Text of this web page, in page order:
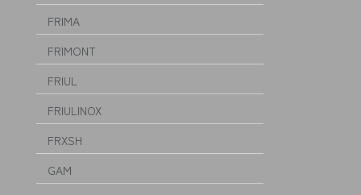
FRIMA
FRIMONT
FRIUL
FRIULINOX
FRXSH
GAM